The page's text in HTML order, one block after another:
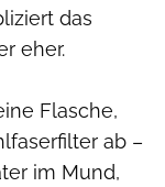
das
eher.
Flasche,
ab –
im Mund,